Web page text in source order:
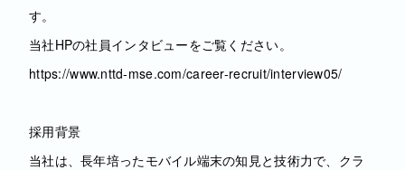
す。
当社HPの社員インタビューをご覧ください。
https://www.nttd-mse.com/career-recruit/interview05/
採用背景
当社は、長年培ったモバイル端末の知見と技術力で、クラ